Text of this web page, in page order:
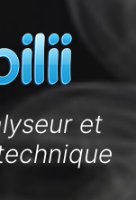
et